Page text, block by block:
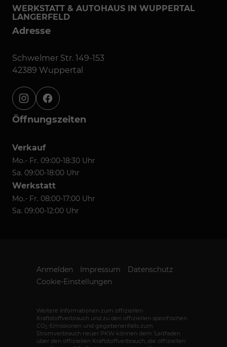
WERKSTATT & AUTOHAUS IN WUPPERTAL
LANGERFELD
Adresse
Schwelmer Str. 149-153
42389 Wuppertal
instagramfacebook
Öffnungszeiten
Verkauf
Mo.- Fr. 09:00-18:30 Uhr
Sa. 09:00-18:00 Uhr
Werkstatt
Mo.- Fr. 08:00-17:00 Uhr
Sa. 09:00-12:00 Uhr
Anmelden Impressum
Datenschutz
Cookie-Einstellungen
Weitere Informationen zum offiziellen
Kraftstoffverbrauch und zu den offiziellen spezifischen
CO2 -Emissionen und gegebenenfalls zum
Stromverbrauch neuer PKW können dem 'Leitfaden
über den offiziellen Kraftstoffverbrauch, die offiziellen